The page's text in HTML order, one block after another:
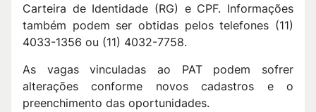
Carteira de Identidade (RG) e CPF. Informações
também podem ser obtidas pelos telefones (11)
4033-1356 ou (11) 4032-7758.
As vagas vinculadas ao PAT podem sofrer
alterações conforme novos cadastros e o
preenchimento das oportunidades.